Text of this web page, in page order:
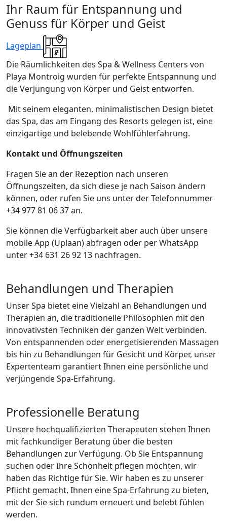
Ihr Raum für Entspannung und
Genuss für Körper und Geist
Lageplan
Die Räumlichkeiten des Spa & Wellness Centers von
Playa Montroig wurden für perfekte Entspannung und
die Verjüngung von Körper und Geist entworfen.
Mit seinem eleganten, minimalistischen Design bietet
das Spa, das am Eingang des Resorts gelegen ist, eine
einzigartige und belebende Wohlfühlerfahrung.
Kontakt und Öffnungszeiten
Fragen Sie an der Rezeption nach unseren
Öffnungszeiten, da sich diese je nach Saison ändern
können, oder rufen Sie uns unter der Telefonnummer
+34 977 81 06 37 an.
Sie können die Verfügbarkeit aber auch über unsere
mobile App (Uplaan) abfragen oder per WhatsApp
unter +34 631 26 92 13 nachfragen.
Behandlungen und Therapien
Unser Spa bietet eine Vielzahl an Behandlungen und
Therapien an, die traditionelle Philosophien mit den
innovativsten Techniken der ganzen Welt verbinden.
Von entspannenden oder energetisierenden Massagen
bis hin zu Behandlungen für Gesicht und Körper, unser
Expertenteam garantiert Ihnen eine persönliche und
verjüngende Spa-Erfahrung.
Professionelle Beratung
Unsere hochqualifizierten Therapeuten stehen Ihnen
mit fachkundiger Beratung über die besten
Behandlungen zur Verfügung. Ob Sie Entspannung
suchen oder Ihre Schönheit pflegen möchten, wir
haben das Richtige für Sie. Wir haben es zu unserer
Pflicht gemacht, Ihnen eine Spa-Erfahrung zu bieten,
mit der Sie sich rundum erneuert und belebt fühlen
werden.